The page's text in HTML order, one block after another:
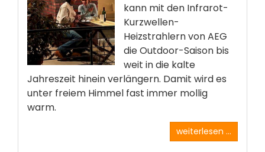
kann mit den Infrarot-
Kurzwellen-
Heizstrahlern von AEG
die Outdoor-Saison bis
weit in die kalte
Jahreszeit hinein verlängern. Damit wird es
unter freiem Himmel fast immer mollig
warm.
weiterlesen ...